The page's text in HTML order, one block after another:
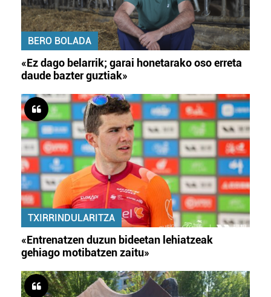
BERO BOLADA
«Ez dago belarrik; garai honetarako oso erreta
daude bazter guztiak»
TXIRRINDULARITZA
«Entrenatzen duzun bideetan lehiatzeak
gehiago motibatzen zaitu»